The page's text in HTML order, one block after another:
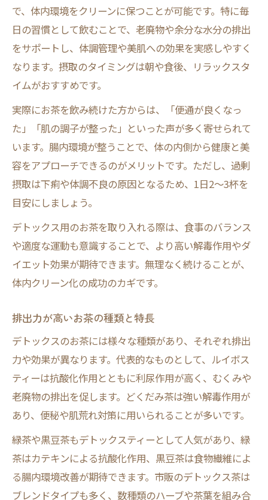
で、体内環境をクリーンに保つことが可能です。特に毎
日の習慣として飲むことで、老廃物や余分な水分の排出
をサポートし、体調管理や美肌への効果を実感しやすく
なります。摂取のタイミングは朝や食後、リラックスタ
イムがおすすめです。
実際にお茶を飲み続けた方からは、「便通が良くなっ
た」「肌の調子が整った」といった声が多く寄せられて
います。腸内環境が整うことで、体の内側から健康と美
容をアプローチできるのがメリットです。ただし、過剰
摂取は下痢や体調不良の原因となるため、1日2～3杯を
目安にしましょう。
デトックス用のお茶を取り入れる際は、食事のバランス
や適度な運動も意識することで、より高い解毒作用やダ
イエット効果が期待できます。無理なく続けることが、
体内クリーン化の成功のカギです。
排出力が高いお茶の種類と特長
デトックスのお茶には様々な種類があり、それぞれ排出
力や効果が異なります。代表的なものとして、ルイボス
ティーは抗酸化作用とともに利尿作用が高く、むくみや
老廃物の排出を促します。どくだみ茶は強い解毒作用が
あり、便秘や肌荒れ対策に用いられることが多いです。
緑茶や黒豆茶もデトックスティーとして人気があり、緑
茶はカテキンによる抗酸化作用、黒豆茶は食物繊維によ
る腸内環境改善が期待できます。市販のデトックス茶は
ブレンドタイプも多く、数種類のハーブや茶葉を組み合